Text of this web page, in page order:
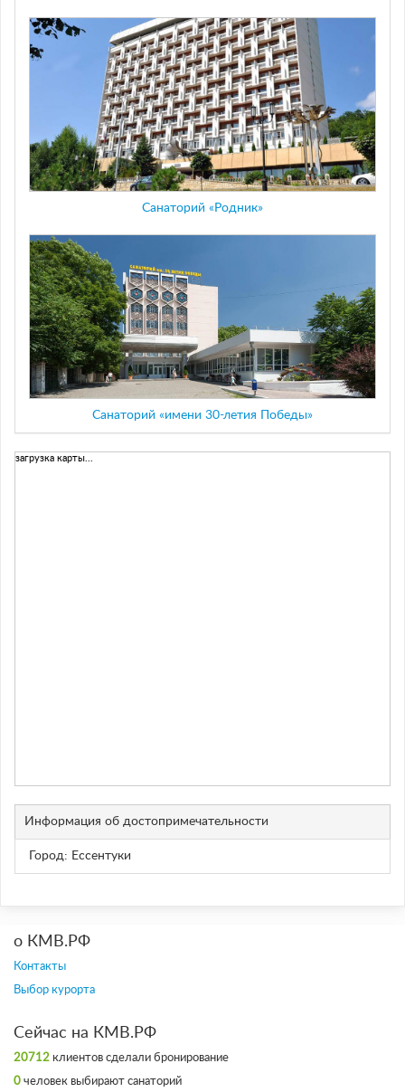
Санаторий «Родник»
Санаторий «имени 30-летия Победы»
загрузка карты...
Информация об достопримечательности
Город: Ессентуки
о КМВ.РФ
Контакты
Выбор курорта
Сейчас на КМВ.РФ
20712 клиентов сделали бронирование
0 человек выбирают санаторий